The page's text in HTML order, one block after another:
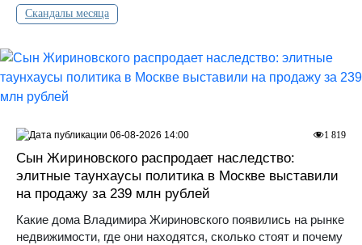
Скандалы месяца
Сын Жириновского распродает наследство:
элитные таунхаусы политика в Москве выставили
на продажу за 239 млн рублей
Какие дома Владимира Жириновского появились на рынке
недвижимости, где они находятся, сколько стоят и почему
1 819
06-08-2026 14:00